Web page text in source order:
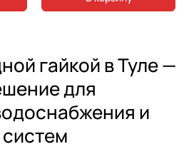
гайкой в Туле —
для
и